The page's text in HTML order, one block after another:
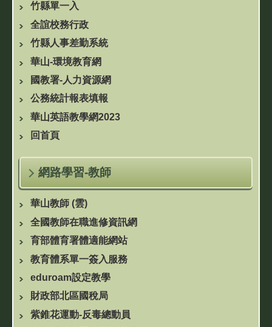
竹縣單一入
全誼校務行政
竹縣人事差勤系統
華山-環境教育網
國教署-人力資源網
公務統計報表填報
華山英語教學網2023
回首頁
網路學習-教師
華山教師 (雲)
全國教師在職進修資訊網
育部體育署體適能網站
教育體系單一簽入服務
eduroam設定教學
財政部北區國稅局
紫錐花運動-反毒總動員